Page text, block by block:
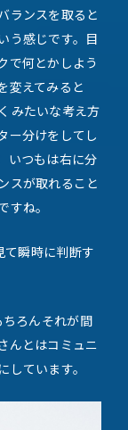
ランスを取ると
う感じです。目
で何とかしよう
変えてみると
みたいな考え方
ー分けをしてし
いつもは右に分
スが取れること
ね。
て瞬時に判断す
ろんそれが間
んとはコミュニ
ています。